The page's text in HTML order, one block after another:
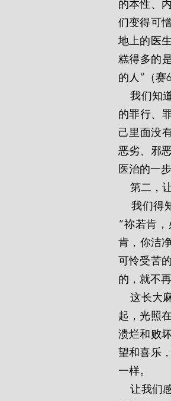
的本性、
们变得可
地上的医
糕得多的
的人”（赛
    我们知道这些不洁的事情吗？我们是否已经把它们找出来了？我们已经发现自己
的罪行、
己里面没
恶劣、邪
医治的一
第
    我们得知这不幸长大麻风的人到我们主这里来，“求耶稣，向祂跪下”，说道：
“祢若肯
肯，你洁
可怜受苦
的，就不
    这长大麻风的人发现自己得医治时感情的剧变，有谁能够想象呢？早晨的太阳升
起，光照
溃烂和败
望和喜乐
一样。
    让我们感谢上帝，这与我们有关系的救主是大能的主！想到在基督凡事都能，这